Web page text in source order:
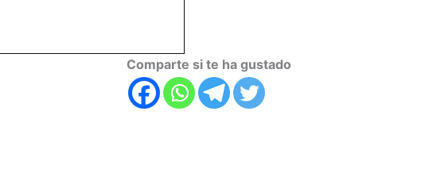
Comparte si te ha gustado